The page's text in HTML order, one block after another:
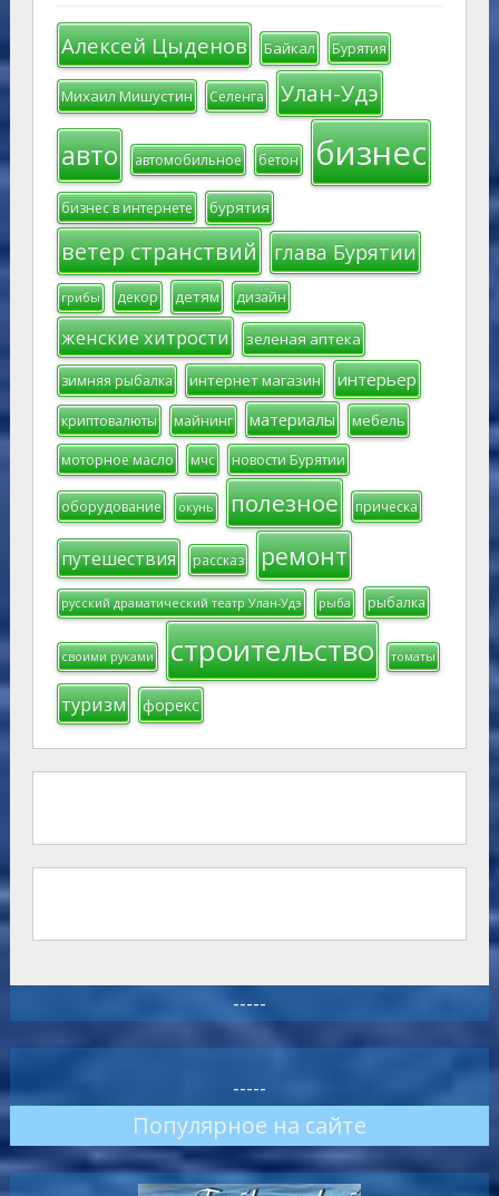
Алексей Цыденов Байкал Бурятия
Михаил Мишустин Селенга Улан-Удэ
авто автомобильное бетон бизнес
бизнес в интернете бурятия
ветер странствий глава Бурятии
грибы декор детям дизайн
женские хитрости зеленая аптека
зимняя рыбалка интернет магазин интерьер
криптовалюты майнинг материалы мебель
моторное масло мчс новости Бурятии
оборудование окунь полезное прическа
путешествия рассказ ремонт
русский драматический театр Улан-Удэ рыба рыбалка
своими руками строительство томаты
туризм форекс
-----
-----
Популярное на сайте